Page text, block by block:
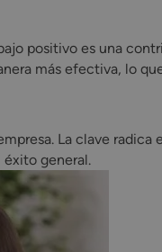
positivo es una
más efectiva, lo
La clave radica
éxito general.